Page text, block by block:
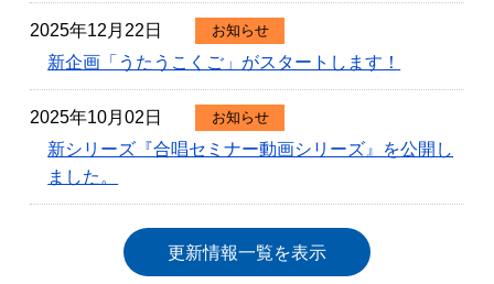
2025年12月22日 お知らせ
新企画「うたうこくご」がスタートします！
2025年10月02日 お知らせ
新シリーズ『合唱セミナー動画シリーズ』を公開し
ました。
更新情報一覧を表示